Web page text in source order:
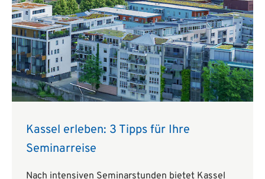
Kassel erleben: 3 Tipps für Ihre
Seminarreise
Nach intensiven Seminarstunden bietet Kassel